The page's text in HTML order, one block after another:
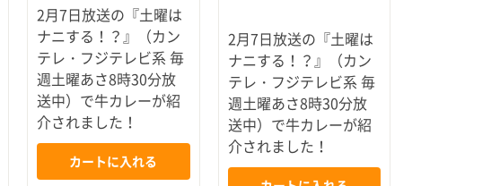
2月7日放送の『土曜は
ナニする！？』（カン
テレ・フジテレビ系 毎
週土曜あさ8時30分放
送中）で牛カレーが紹
介されました！
カートに入れる
2月7日放送の『土曜は
ナニする！？』（カン
テレ・フジテレビ系 毎
週土曜あさ8時30分放
送中）で牛カレーが紹
介されました！